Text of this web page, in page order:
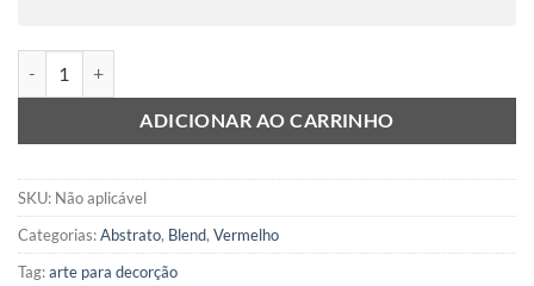
ADICIONAR AO CARRINHO
SKU: Não aplicável
Categorias:Abstrato, Blend, Vermelho
Tag:arte para decorção